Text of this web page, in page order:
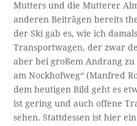
Mutters und die Mutterer
anderen Beiträgen bereits
der Ski gab es, wie ich
Transportwagen, der zwar
aber bei großem Andrang zu
am Nockhofweg“ (Manfred
dem heutigen Bild geht es
ist gering und auch offene
sehen. Stattdessen ist hier